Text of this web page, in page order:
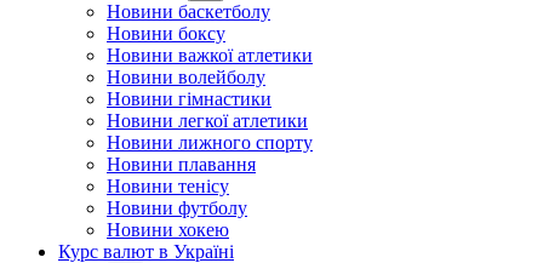
Новини баскетболу
Новини боксу
Новини важкої атлетики
Новини волейболу
Новини гімнастики
Новини легкої атлетики
Новини лижного спорту
Новини плавання
Новини тенісу
Новини футболу
Новини хокею
Курс валют в Україні